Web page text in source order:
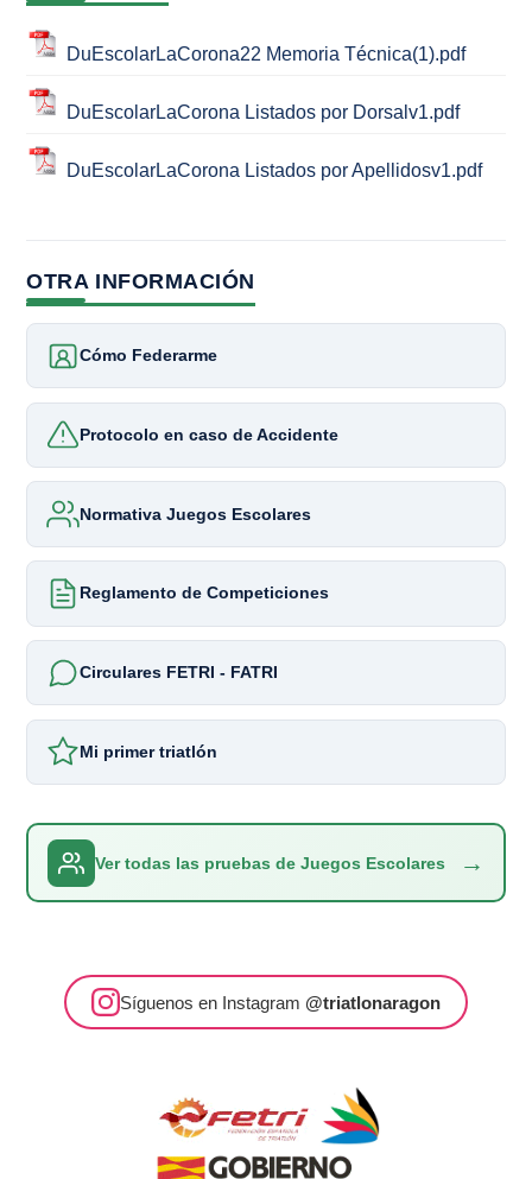
DuEscolarLaCorona22 Memoria Técnica(1).pdf
DuEscolarLaCorona Listados por Dorsalv1.pdf
DuEscolarLaCorona Listados por Apellidosv1.pdf
OTRA INFORMACIÓN
Cómo Federarme
Protocolo en caso de Accidente
Normativa Juegos Escolares
Reglamento de Competiciones
Circulares FETRI - FATRI
Mi primer triatlón
Ver todas las pruebas de Juegos Escolares →
Síguenos en Instagram @triatlonaragon